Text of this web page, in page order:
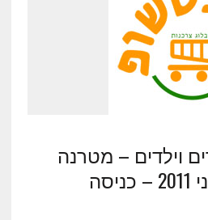
וילדים – מטרנה
בפארק – 1-3 ביוני 2011 – כניסה